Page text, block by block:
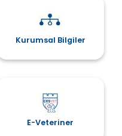
Kurumsal Bilgiler
E-Veteriner